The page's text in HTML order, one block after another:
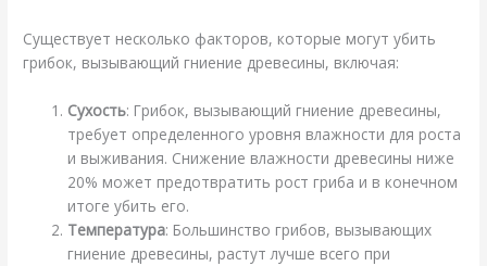
Существует несколько факторов, которые могут убить
грибок, вызывающий гниение древесины, включая:
Сухость: Грибок, вызывающий гниение древесины,
требует определенного уровня влажности для роста
и выживания. Снижение влажности древесины ниже
20% может предотвратить рост гриба и в конечном
итоге убить его.
Температура: Большинство грибов, вызывающих
гниение древесины, растут лучше всего при